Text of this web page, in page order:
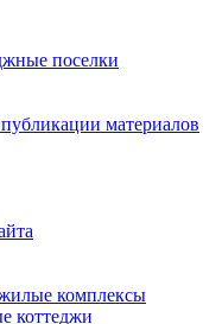
поселки
материалов
комплексы
коттеджи